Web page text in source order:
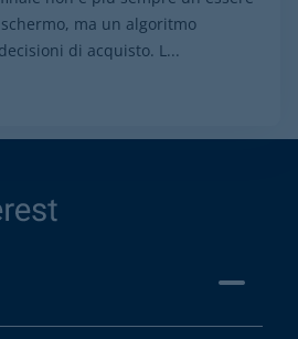
ma un algoritmo
di acquisto. L...